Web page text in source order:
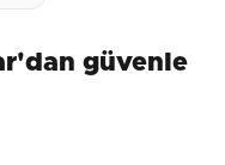
yorumu siz yapın!
güvenle